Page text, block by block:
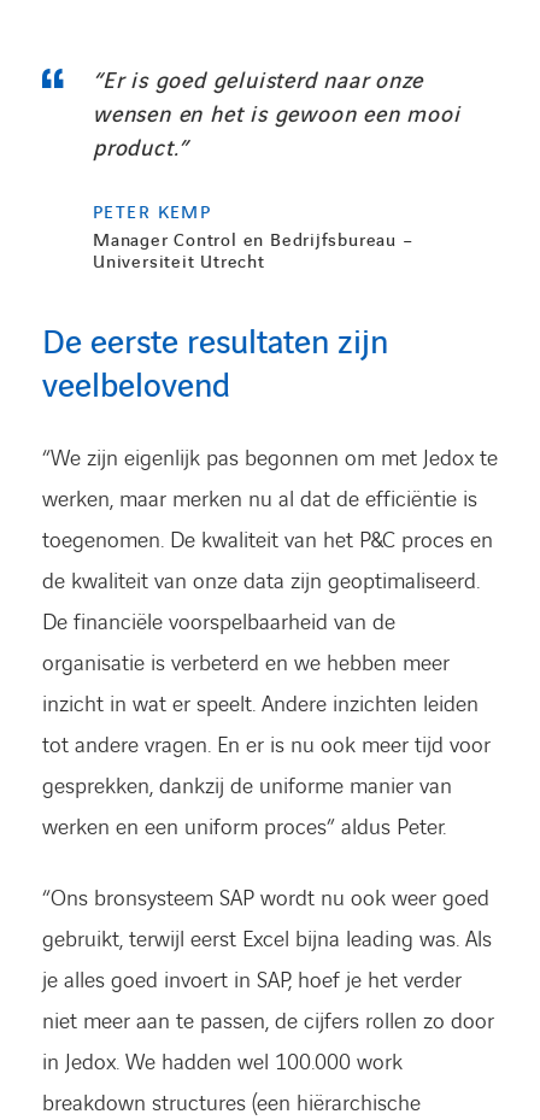
“Er is goed geluisterd naar onze
wensen en het is gewoon een mooi
product.”
PETER KEMP
Manager Control en Bedrijfsbureau –
Universiteit Utrecht
De eerste resultaten zijn
veelbelovend
“We zijn eigenlijk pas begonnen om met Jedox te
werken, maar merken nu al dat de efficiëntie is
toegenomen. De kwaliteit van het P&C proces en
de kwaliteit van onze data zijn geoptimaliseerd.
De financiële voorspelbaarheid van de
organisatie is verbeterd en we hebben meer
inzicht in wat er speelt. Andere inzichten leiden
tot andere vragen. En er is nu ook meer tijd voor
gesprekken, dankzij de uniforme manier van
werken en een uniform proces” aldus Peter.
“Ons bronsysteem SAP wordt nu ook weer goed
gebruikt, terwijl eerst Excel bijna leading was. Als
je alles goed invoert in SAP, hoef je het verder
niet meer aan te passen, de cijfers rollen zo door
in Jedox. We hadden wel 100.000 work
breakdown structures (een hiërarchische